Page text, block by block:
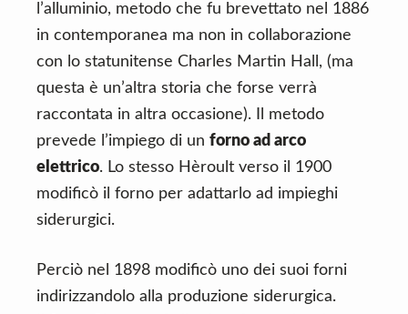
l’alluminio, metodo che fu brevettato nel 1886
in contemporanea ma non in collaborazione
con lo statunitense Charles Martin Hall, (ma
questa è un’altra storia che forse verrà
raccontata in altra occasione). Il metodo
prevede l’impiego di un forno ad arco
elettrico. Lo stesso Hèroult verso il 1900
modificò il forno per adattarlo ad impieghi
siderurgici.
Perciò nel 1898 modificò uno dei suoi forni
indirizzandolo alla produzione siderurgica.